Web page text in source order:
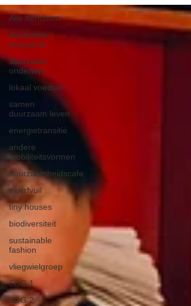
Alle berichten
duurzame
economie
duurzaam
onderwijs
lokaal voedsel
samen
duurzaam leven
energietransitie
andere
mobiliteitsvormen
duurzaamheidscafe
zwerfvuil
tiny houses
biodiversiteit
sustainable
fashion
vliegwielgroep
SDG 1
SDG 2